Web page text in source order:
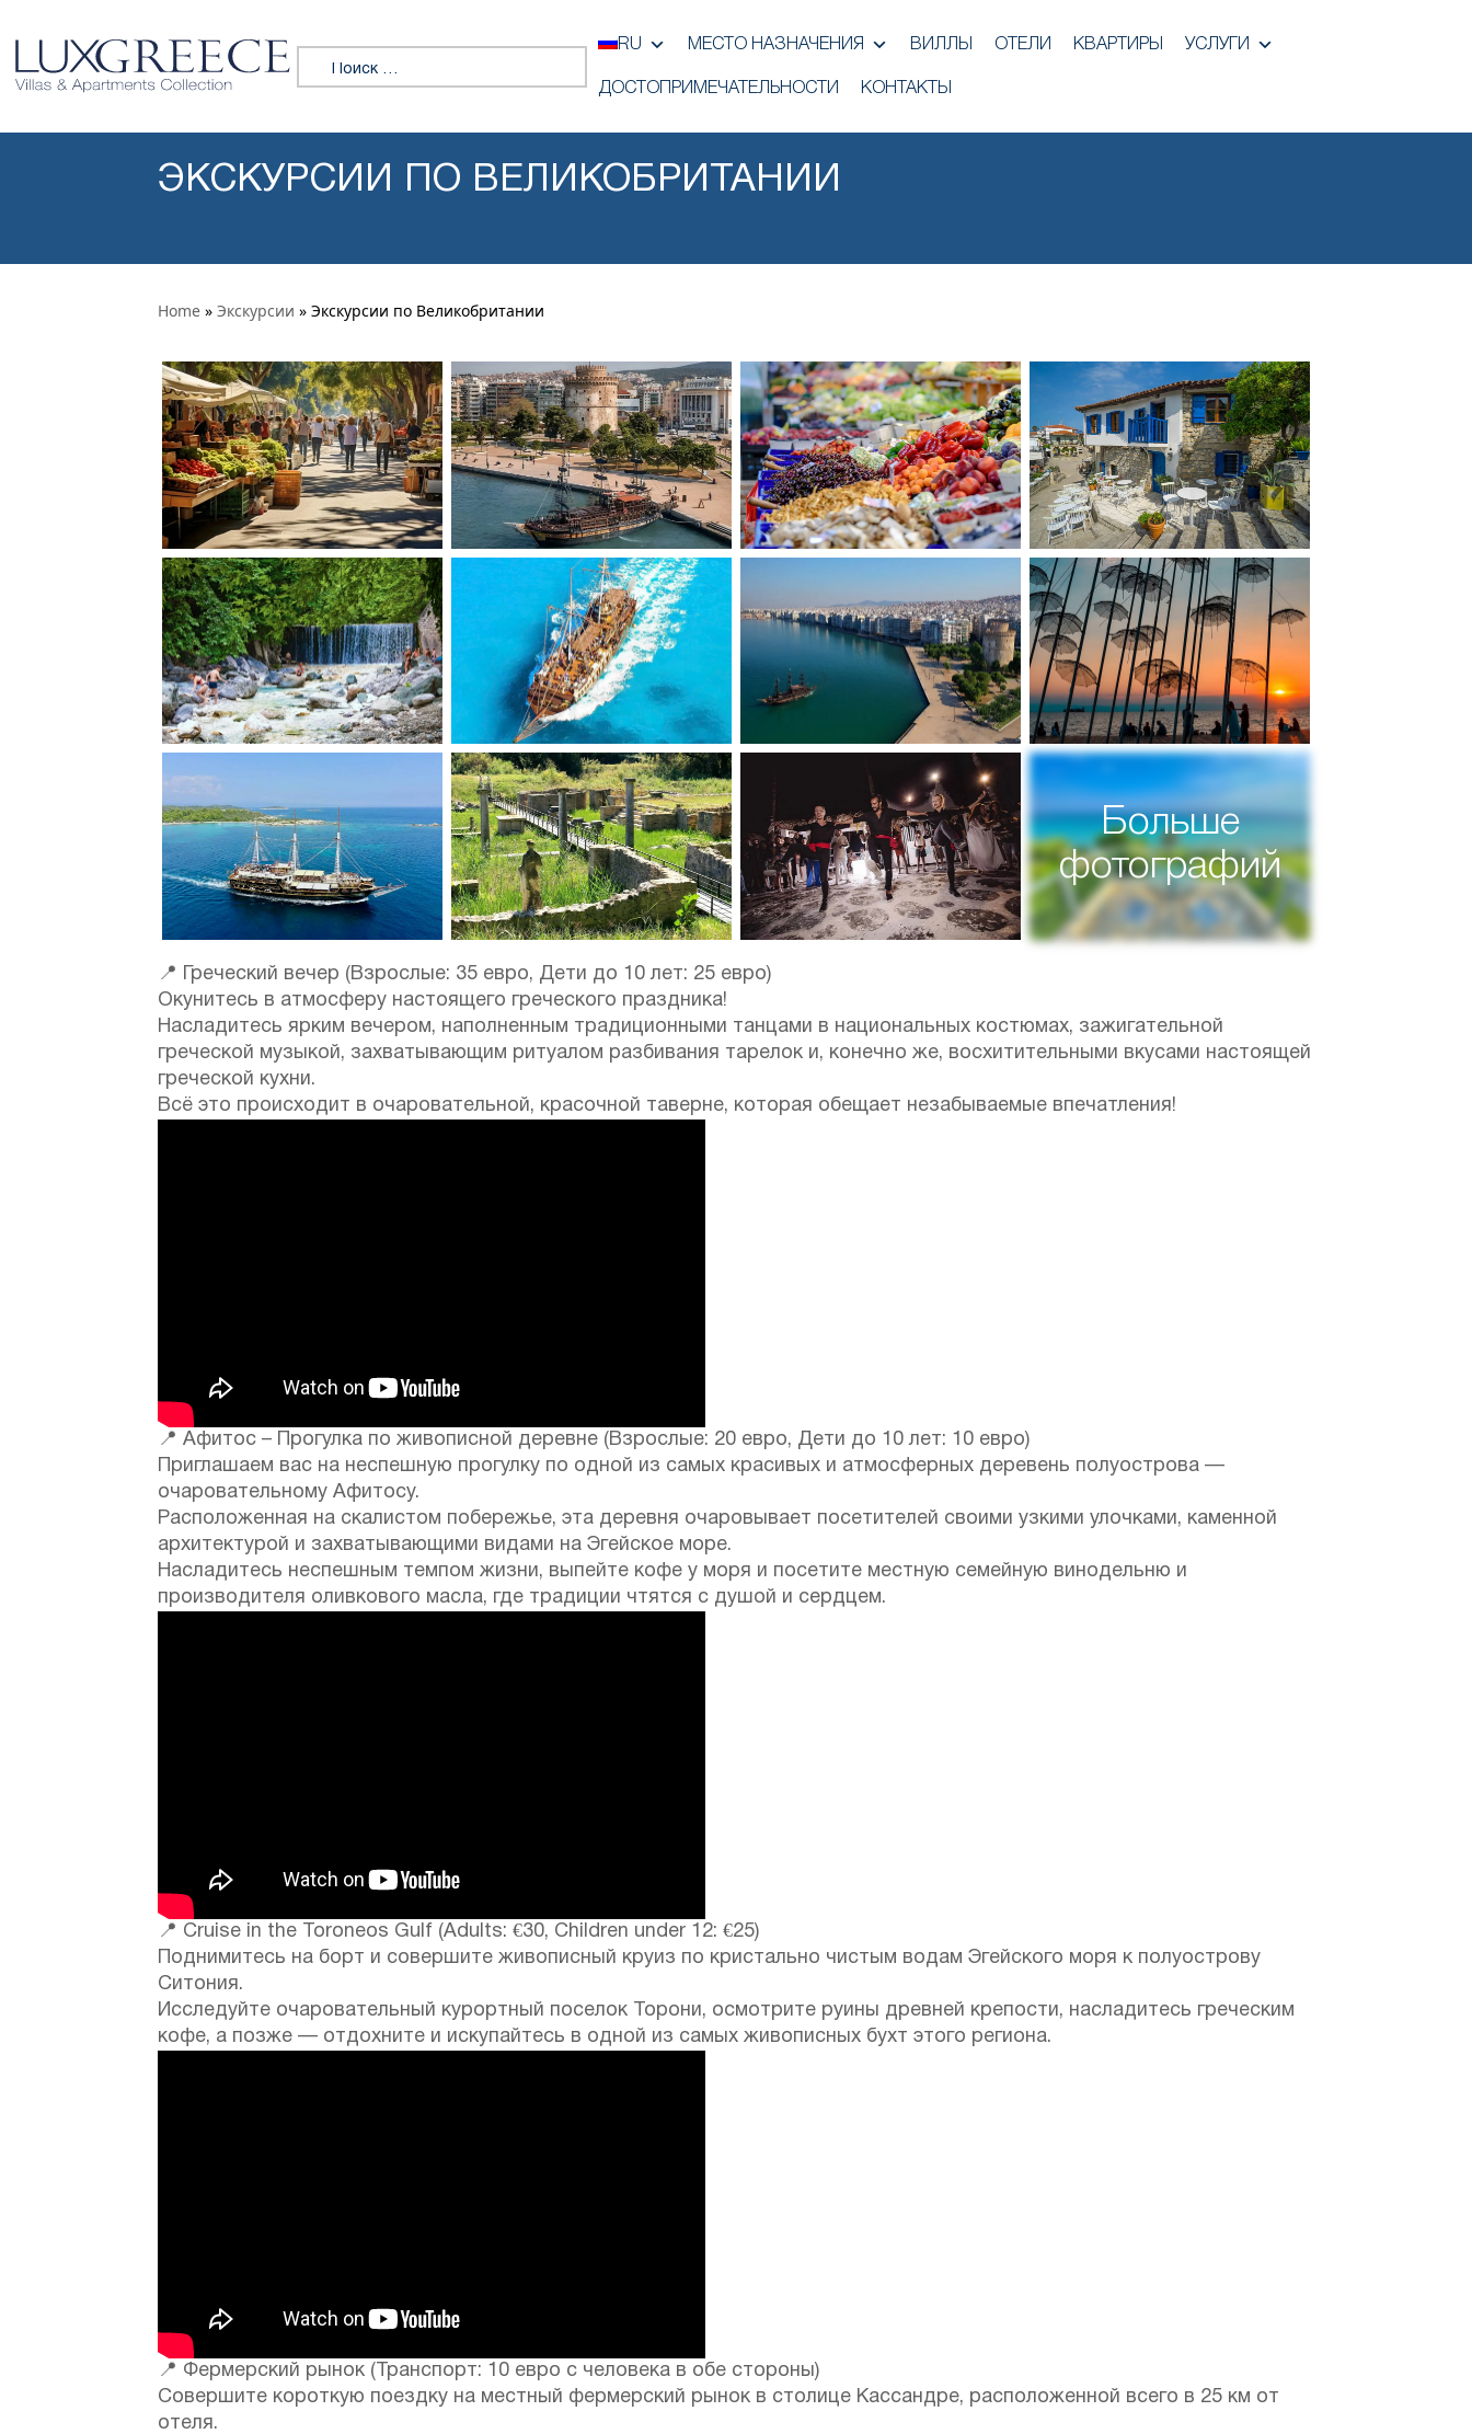
Искать:
RU МЕСТО НАЗНАЧЕНИЯ ВИЛЛЫ ОТЕЛИ КВАРТИРЫ УСЛУГИ
ДОСТОПРИМЕЧАТЕЛЬНОСТИ КОНТАКТЫ
ЭКСКУРСИИ ПО ВЕЛИКОБРИТАНИИ
Home » Экскурсии » Экскурсии по Великобритании
Больше
фотографий
📍 Греческий вечер (Взрослые: 35 евро, Дети до 10 лет: 25 евро)
Окунитесь в атмосферу настоящего греческого праздника!
Насладитесь ярким вечером, наполненным традиционными танцами в национальных костюмах, зажигательной
греческой музыкой, захватывающим ритуалом разбивания тарелок и, конечно же, восхитительными вкусами настоящей
греческой кухни.
Всё это происходит в очаровательной, красочной таверне, которая обещает незабываемые впечатления!
📍 Афитос – Прогулка по живописной деревне (Взрослые: 20 евро, Дети до 10 лет: 10 евро)
Приглашаем вас на неспешную прогулку по одной из самых красивых и атмосферных деревень полуострова —
очаровательному Афитосу.
Расположенная на скалистом побережье, эта деревня очаровывает посетителей своими узкими улочками, каменной
архитектурой и захватывающими видами на Эгейское море.
Насладитесь неспешным темпом жизни, выпейте кофе у моря и посетите местную семейную винодельню и
производителя оливкового масла, где традиции чтятся с душой и сердцем.
📍 Cruise in the Toroneos Gulf (Adults: €30, Children under 12: €25)
Поднимитесь на борт и совершите живописный круиз по кристально чистым водам Эгейского моря к полуострову
Ситония.
Исследуйте очаровательный курортный поселок Торони, осмотрите руины древней крепости, насладитесь греческим
кофе, а позже — отдохните и искупайтесь в одной из самых живописных бухт этого региона.
📍 Фермерский рынок (Транспорт: 10 евро с человека в обе стороны)
Совершите короткую поездку на местный фермерский рынок в столице Кассандре, расположенной всего в 25 км от
отеля.